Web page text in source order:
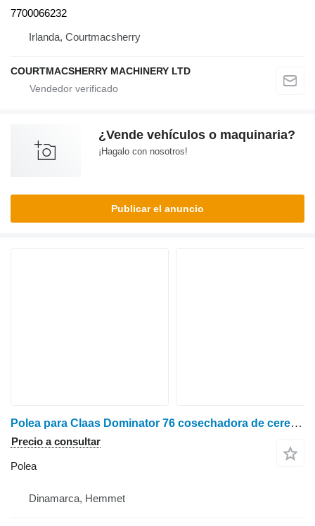
7700066232
Irlanda, Courtmacsherry
COURTMACSHERRY MACHINERY LTD
¿Vende vehículos o maquinaria?
¡Hagalo con nosotros!
Publicar el anuncio
Polea para Claas Dominator 76 cosechadora de cereales
Precio a consultar
Polea
Dinamarca, Hemmet